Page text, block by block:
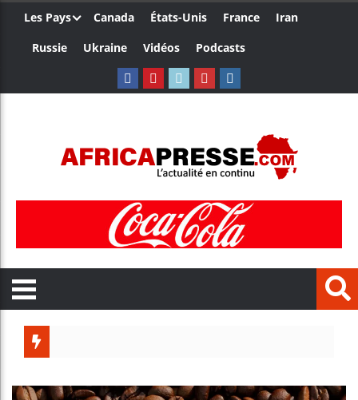
Les Pays Canada États-Unis France
Iran
Russie
Ukraine Vidéos Podcasts